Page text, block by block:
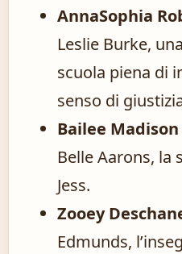
AnnaSophia
Leslie Burke,
scuola piena di
senso di
Bailee Madison
Belle Aarons, la
Jess.
Zooey
Edmunds,